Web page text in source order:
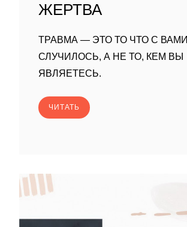
ЖЕРТВА
ТРАВМА — ЭТО ТО ЧТО С ВАМИ
СЛУЧИЛОСЬ, А НЕ ТО, КЕМ ВЫ
ЯВЛЯЕТЕСЬ.
ЧИТАТЬ